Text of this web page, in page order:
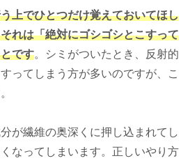
上でひとつだけ覚えておいてほし
れは「絶対にゴシゴシとこすって
です。シミがついたとき、反射的
ってしまう方が多いのですが、こ
が繊維の奥深くに押し込まれてし
なってしまいます。正しいやり方